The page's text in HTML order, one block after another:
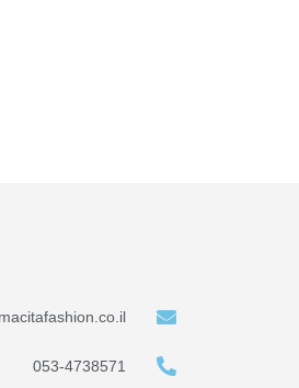
053-4738571